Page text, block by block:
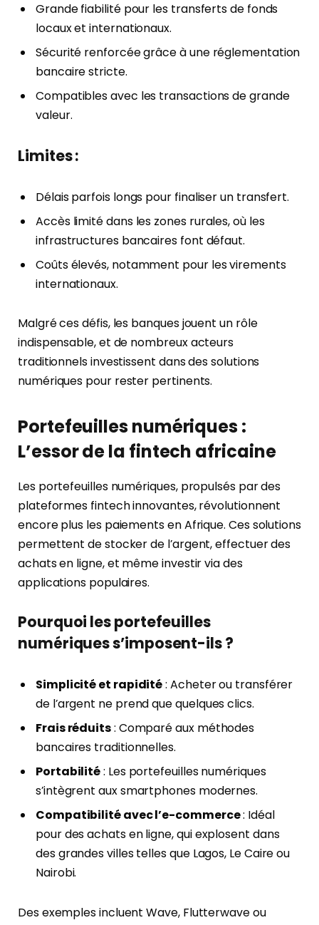
Grande fiabilité pour les transferts de fonds
locaux et internationaux.
Sécurité renforcée grâce à une réglementation
bancaire stricte.
Compatibles avec les transactions de grande
valeur.
Limites :
Délais parfois longs pour finaliser un transfert.
Accès limité dans les zones rurales, où les
infrastructures bancaires font défaut.
Coûts élevés, notamment pour les virements
internationaux.
Malgré ces défis, les banques jouent un rôle
indispensable, et de nombreux acteurs
traditionnels investissent dans des solutions
numériques pour rester pertinents.
Portefeuilles numériques :
L’essor de la fintech africaine
Les portefeuilles numériques, propulsés par des
plateformes fintech innovantes, révolutionnent
encore plus les paiements en Afrique. Ces solutions
permettent de stocker de l’argent, effectuer des
achats en ligne, et même investir via des
applications populaires.
Pourquoi les portefeuilles
numériques s’imposent-ils ?
Simplicité et rapidité: Acheter ou transférer
de l’argent ne prend que quelques clics.
Frais réduits: Comparé aux méthodes
bancaires traditionnelles.
Portabilité: Les portefeuilles numériques
s’intègrent aux smartphones modernes.
Compatibilité avec l’e-commerce: Idéal
pour des achats en ligne, qui explosent dans
des grandes villes telles que Lagos, Le Caire ou
Nairobi.
Des exemples incluent Wave, Flutterwave ou